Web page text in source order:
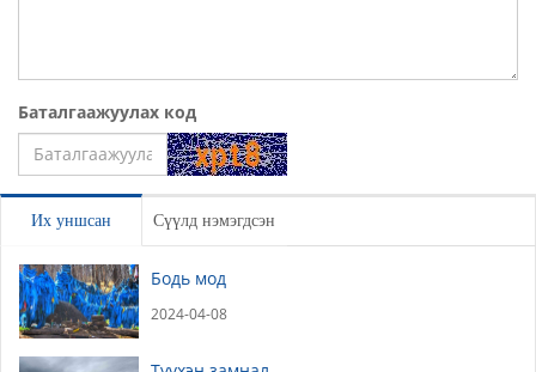
Баталгаажуулах код
Их уншсан Сүүлд нэмэгдсэн
Бодь мод
2024-04-08